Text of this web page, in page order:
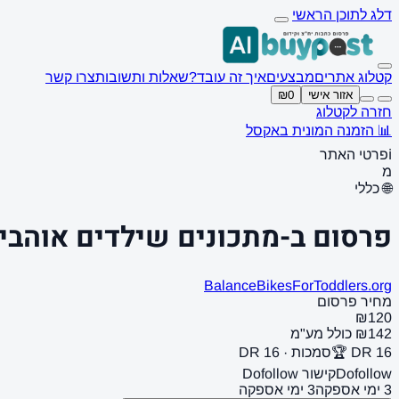
דלג לתוכן הראשי
קטלוג אתריםמבצעיםאיך זה עובד?שאלות ותשובותצרו קשר
אזור אישי ₪0
חזרה לקטלוג
📊 הזמנה המונית באקסל
ℹ️פרטי האתר
מ
🌐 כללי
פרסום ב-מתכונים שילדים
BalanceBikesForToddlers.org
מחיר פרסום
₪120
₪142 כולל מע"מ
DR 16 🏆
סמכות · DR 16
Dofollowקישור Dofollow
3 ימי אספקה
3 ימי אספקה